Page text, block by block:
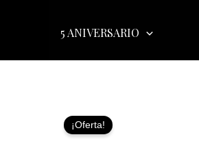
5 ANIVERSARIO
¡Oferta!